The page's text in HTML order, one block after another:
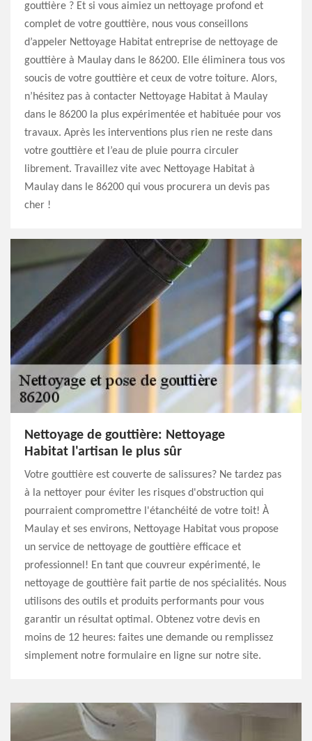
gouttière ? Et si vous aimiez un nettoyage profond et
complet de votre gouttière, nous vous conseillons
d’appeler Nettoyage Habitat entreprise de nettoyage de
gouttière à Maulay dans le 86200. Elle éliminera tous vos
soucis de votre gouttière et ceux de votre toiture. Alors,
n’hésitez pas à contacter Nettoyage Habitat à Maulay
dans le 86200 la plus expérimentée et habituée pour vos
travaux. Après les interventions plus rien ne reste dans
votre gouttière et l’eau de pluie pourra circuler
librement. Travaillez vite avec Nettoyage Habitat à
Maulay dans le 86200 qui vous procurera un devis pas
cher !
Nettoyage de gouttière: Nettoyage
Habitat l'artisan le plus sûr
Votre gouttière est couverte de salissures? Ne tardez pas
à la nettoyer pour éviter les risques d'obstruction qui
pourraient compromettre l'étanchéité de votre toit! À
Maulay et ses environs, Nettoyage Habitat vous propose
un service de nettoyage de gouttière efficace et
professionnel! En tant que couvreur expérimenté, le
nettoyage de gouttière fait partie de nos spécialités. Nous
utilisons des outils et produits performants pour vous
garantir un résultat optimal. Obtenez votre devis en
moins de 12 heures: faites une demande ou remplissez
simplement notre formulaire en ligne sur notre site.